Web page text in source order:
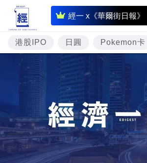
經一 x《華爾街日報》
即
時
財
經
專
題
投
資
樓
市
港股IPO 日圓 Pokemon卡